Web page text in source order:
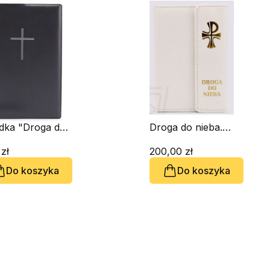
"Droga do
Do koszyka
Droga do nieba.
modlitewnik i
śpiewnik
200,00 zł
Do koszyka